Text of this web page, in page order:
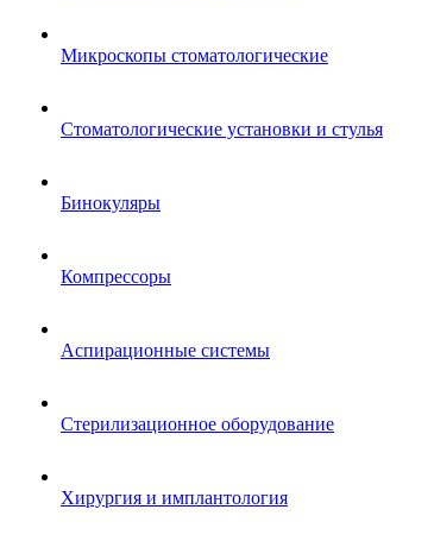
Микроскопы стоматологические
Стоматологические установки и стулья
Бинокуляры
Компрессоры
Аспирационные системы
Стерилизационное оборудование
Хирургия и имплантология